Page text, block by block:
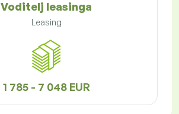
Voditelj leasinga
Leasing
1 785 - 7 048 EUR